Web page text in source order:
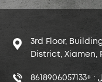
اسكب الماء بسرعة في
هذا يُحدث اندفاعًا قويًا
بسرعة ولكن
من صبها مباشرة في
تُعد مثالية لحالات
3rd Floor,
District, Xiamen,